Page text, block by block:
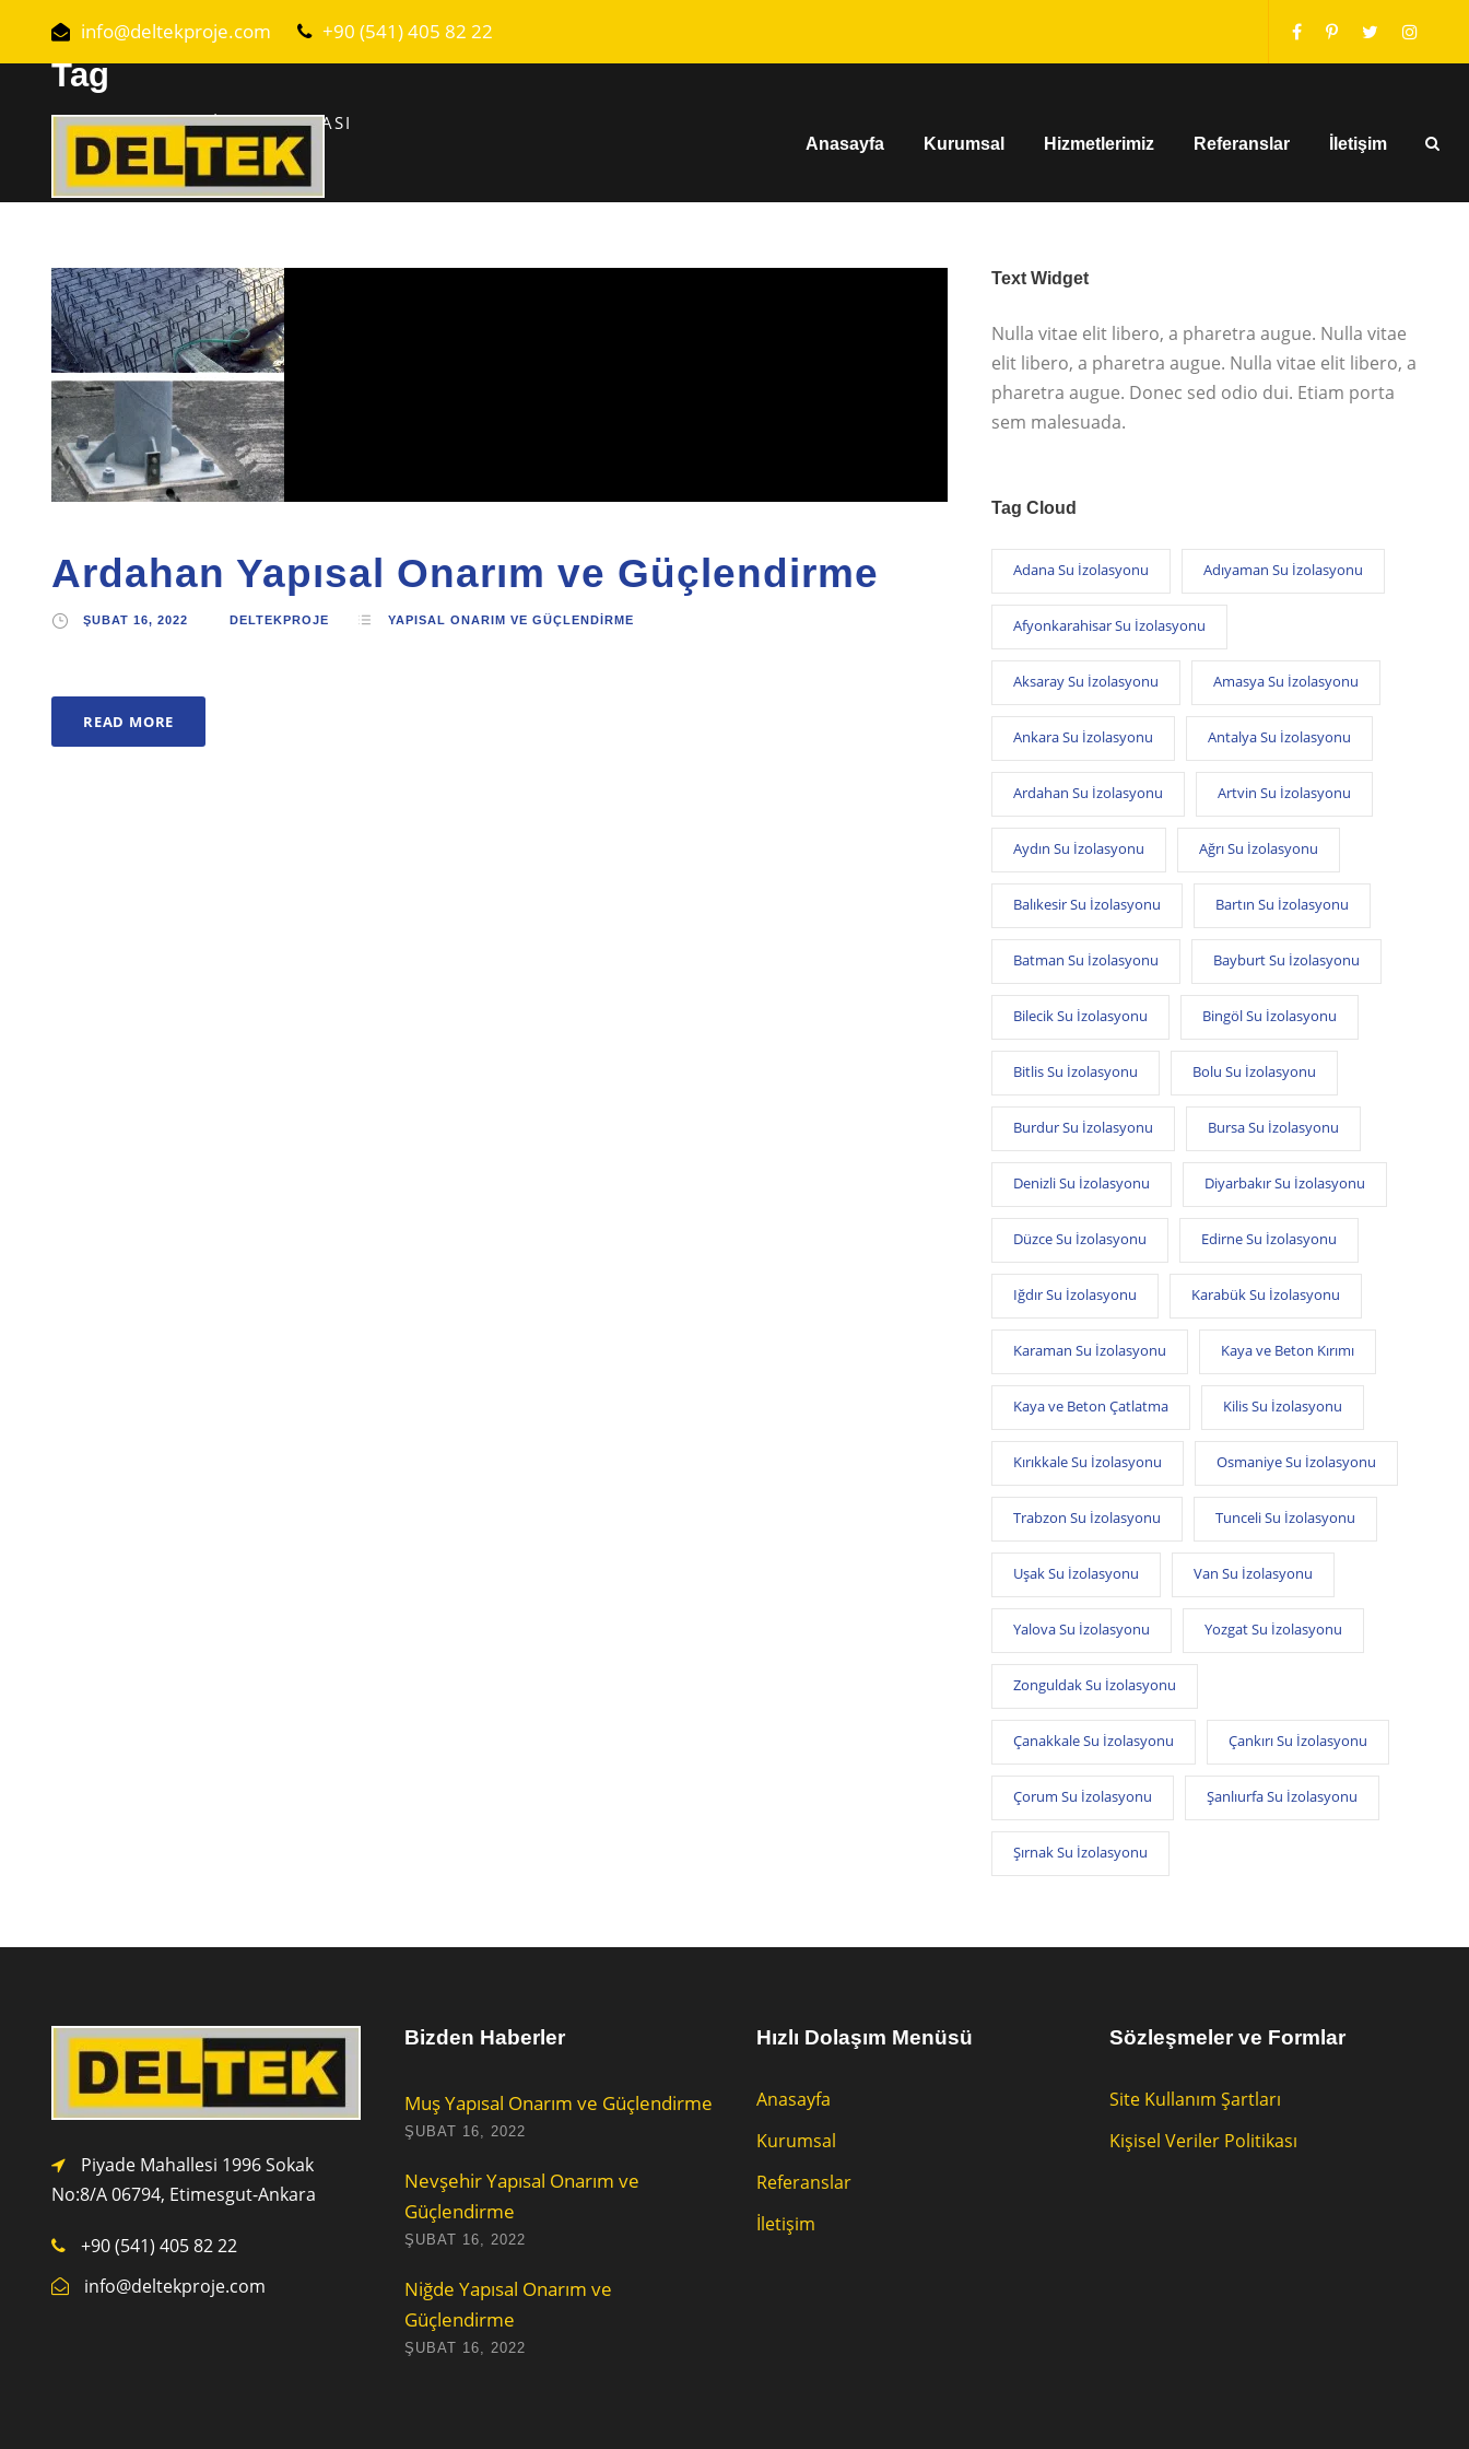
info@deltekproje.com +90 (541) 405 82 22
Anasayfa Kurumsal Hizmetlerimiz Referanslar İletişim
Tag
ARDAHAN EPOKSI UYGULAMASI
Ardahan Yapısal Onarım ve Güçlendirme
ŞUBAT 16, 2022 DELTEKPROJE YAPISAL ONARIM VE GÜÇLENDIRME
READ MORE
Text Widget
Nulla vitae elit libero, a pharetra augue. Nulla vitae
elit libero, a pharetra augue. Nulla vitae elit libero, a
pharetra augue. Donec sed odio dui. Etiam porta
sem malesuada.
Tag Cloud
Adana Su İzolasyonu Adıyaman Su İzolasyonu
Afyonkarahisar Su İzolasyonu
Aksaray Su İzolasyonu Amasya Su İzolasyonu
Ankara Su İzolasyonu Antalya Su İzolasyonu
Ardahan Su İzolasyonu Artvin Su İzolasyonu
Aydın Su İzolasyonu Ağrı Su İzolasyonu
Balıkesir Su İzolasyonu Bartın Su İzolasyonu
Batman Su İzolasyonu Bayburt Su İzolasyonu
Bilecik Su İzolasyonu Bingöl Su İzolasyonu
Bitlis Su İzolasyonu Bolu Su İzolasyonu
Burdur Su İzolasyonu Bursa Su İzolasyonu
Denizli Su İzolasyonu Diyarbakır Su İzolasyonu
Düzce Su İzolasyonu Edirne Su İzolasyonu
Iğdır Su İzolasyonu Karabük Su İzolasyonu
Karaman Su İzolasyonu Kaya ve Beton Kırımı
Kaya ve Beton Çatlatma Kilis Su İzolasyonu
Kırıkkale Su İzolasyonu Osmaniye Su İzolasyonu
Trabzon Su İzolasyonu Tunceli Su İzolasyonu
Uşak Su İzolasyonu Van Su İzolasyonu
Yalova Su İzolasyonu Yozgat Su İzolasyonu
Zonguldak Su İzolasyonu
Çanakkale Su İzolasyonu Çankırı Su İzolasyonu
Çorum Su İzolasyonu Şanlıurfa Su İzolasyonu
Şırnak Su İzolasyonu
Piyade Mahallesi 1996 Sokak
No:8/A 06794, Etimesgut-Ankara
+90 (541) 405 82 22
info@deltekproje.com
Bizden Haberler
Muş Yapısal Onarım ve Güçlendirme
ŞUBAT 16, 2022
Nevşehir Yapısal Onarım ve
Güçlendirme
ŞUBAT 16, 2022
Niğde Yapısal Onarım ve
Güçlendirme
ŞUBAT 16, 2022
Hızlı Dolaşım Menüsü
Anasayfa
Kurumsal
Referanslar
İletişim
Sözleşmeler ve Formlar
Site Kullanım Şartları
Kişisel Veriler Politikası